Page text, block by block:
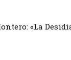
«La